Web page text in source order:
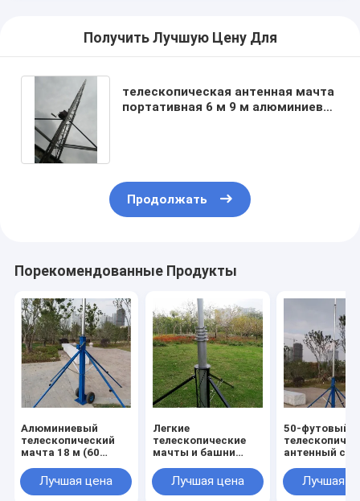
Получить Лучшую Цену Для
телескопическая антенная мачта
портативная 6 м 9 м алюминиевая
Продолжать
Порекомендованные Продукты
Алюминиевый
телескопический
мачта 18 м (60
портативный
коленчатый столб -
Лучшая цена
Легкие
телескопические
мачты и башни
мачты и столбы
антенн Аппарат
Лучшая цена
50-футовый
антенный
столб
Лучшая